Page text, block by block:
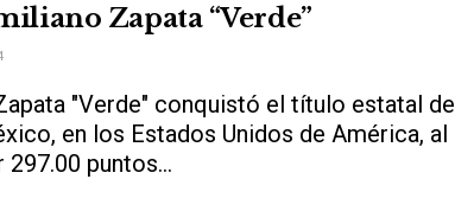
Zapata “Verde”
"Verde" conquistó el título estatal de
en los Estados Unidos de América, al
puntos...